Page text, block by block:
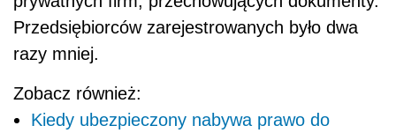
Przedsiębiorców zarejestrowanych było dwa
razy mniej.
Zobacz również:
Kiedy ubezpieczony nabywa prawo do